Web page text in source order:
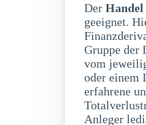
Der Handel
geeignet.
Gruppe der
vom
oder einem
erfahrene
Anleger
entsteht aber
CFD-
das
das Risiko
hinterlegte